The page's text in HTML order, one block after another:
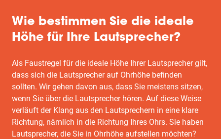
Wie bestimmen Sie die ideale
Höhe für Ihre Lautsprecher?
Als Faustregel für die ideale Höhe Ihrer Lautsprecher gilt,
dass sich die Lautsprecher auf Ohrhöhe befinden
sollten. Wir gehen davon aus, dass Sie meistens sitzen,
wenn Sie über die Lautsprecher hören. Auf diese Weise
verläuft der Klang aus den Lautsprechern in eine klare
Richtung, nämlich in die Richtung Ihres Ohrs. Sie haben
Lautsprecher, die Sie in Ohrhöhe aufstellen möchten?